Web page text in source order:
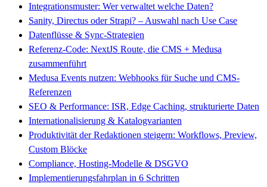
Integrationsmuster: Wer verwaltet welche Daten?
Sanity, Directus oder Strapi? – Auswahl nach Use Case
Datenflüsse & Sync-Strategien
Referenz-Code: NextJS Route, die CMS + Medusa
zusammenführt
Medusa Events nutzen: Webhooks für Suche und CMS-
Referenzen
SEO & Performance: ISR, Edge Caching, strukturierte Daten
Internationalisierung & Katalogvarianten
Produktivität der Redaktionen steigern: Workflows, Preview,
Custom Blöcke
Compliance, Hosting-Modelle & DSGVO
Implementierungsfahrplan in 6 Schritten